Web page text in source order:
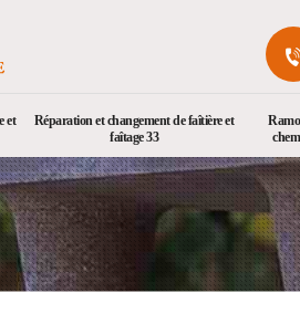
et
Réparation et changement de faîtière et
faîtage 33